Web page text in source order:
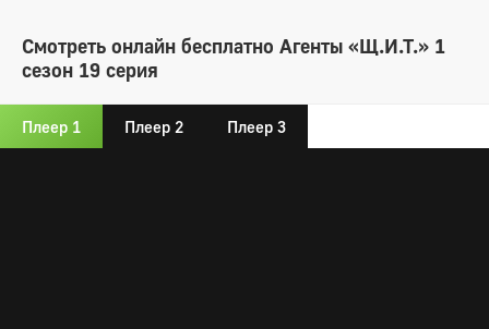
Смотреть онлайн бесплатно Агенты «Щ.И.Т.» 1
сезон 19 серия
Плеер 1 Плеер 2 Плеер 3